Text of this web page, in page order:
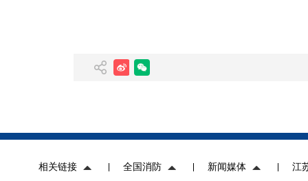
相关链接 全国消防 新闻媒体 江